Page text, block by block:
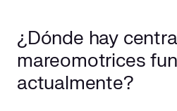
¿Dónde hay
mareomotrices
actualmente?